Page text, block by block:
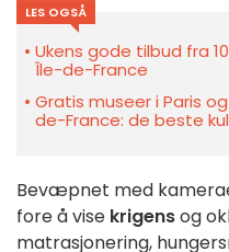
LES OGSÅ
Ukens gode tilbud fra
Île-de-France
Gratis museer i Paris
de-France: de beste
Bevæpnet med
fore å vise krigensog
matrasjonering,